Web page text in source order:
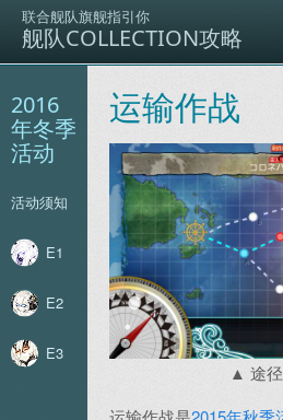
联合舰队旗舰指引你
舰队COLLECTION攻略
2016
年冬季
活动
活动须知
E1
E2
E3
运输作战
途